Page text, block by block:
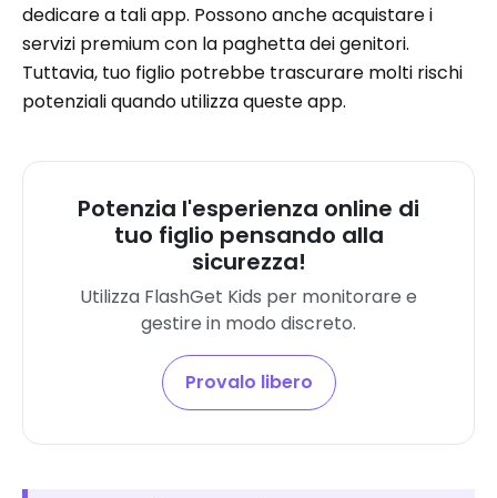
dedicare a tali app. Possono anche acquistare i
servizi premium con la paghetta dei genitori.
Tuttavia, tuo figlio potrebbe trascurare molti rischi
potenziali quando utilizza queste app.
Potenzia l'esperienza online di
tuo figlio pensando alla
sicurezza!
Utilizza FlashGet Kids per monitorare e
gestire in modo discreto.
Provalo libero